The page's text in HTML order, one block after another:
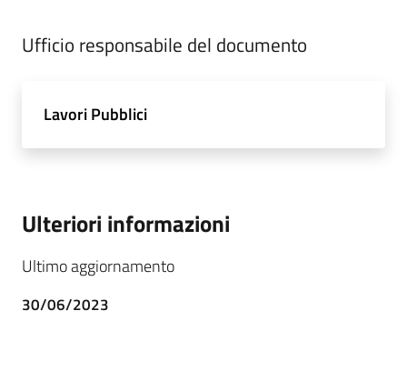
Ufficio responsabile del documento
Lavori Pubblici
Ulteriori informazioni
Ultimo aggiornamento
30/06/2023